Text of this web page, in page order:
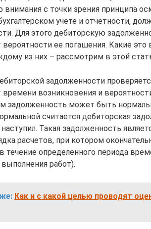
внимания с точки зрения принципа
учете и отчетности,
Для этого дебиторскую
ее погашения. Какие
из них – рассмотрим в этой
задолженности
времени возникновения и
задолженность может быть
считается дебиторская
Такая задолженность
расчетов, при котором
течение определенного периода
выполнения работ).
Как и с какой целью проводят